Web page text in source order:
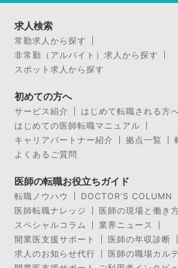
求人検索
常勤求人から探す
非常勤（アルバイト）求人から探す
スポット求人から探す
初めての方へ
サービス紹介
はじめて転職される方
はじめての医師転職マニュアル
キャリアパートナー紹介
拠点一覧
よくあるご質問
医師の転職お役立ちガイド
転職ノウハウ
DOCTOR’S COLUMN
医師転職ナレッジ
医師の現場と働き
スペシャルコラム
業界ニュース
開業医支援サポート
医師の年収診断
求人のお知らせ代行
医師の職場カルテ